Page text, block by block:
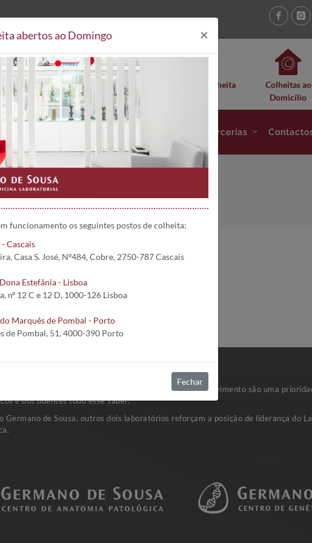
Análises Clínicas Postos de Colheita
Colheitas ao
Domicílio
Projetos e Parcerias
(w7) | 1459
de Patologia Clínica. A investigação e o desenvolvimento são uma
e dos doentes todo esse saber.
de Sousa, outros dois laboratórios reforçam a posição de liderança do
abertos ao Domingo ×
funcionamento os seguintes postos de colheita:
Cascais
Casa S. José, Nº484, Cobre, 2750-787 Cascais
Estefânia - Lisboa
nº 12 C e 12 D, 1000-126 Lisboa
Marquês de Pombal - Porto
de Pombal, 51, 4000-390 Porto
Fechar